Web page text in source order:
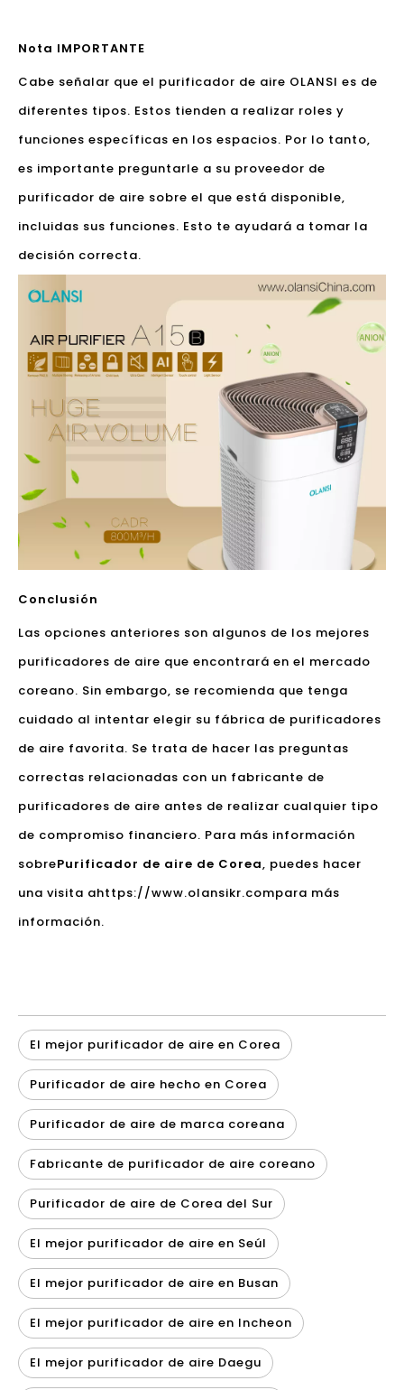
Nota IMPORTANTE
Cabe señalar que el purificador de aire OLANSI es de
diferentes tipos. Estos tienden a realizar roles y
funciones específicas en los espacios. Por lo tanto,
es importante preguntarle a su proveedor de
purificador de aire sobre el que está disponible,
incluidas sus funciones. Esto te ayudará a tomar la
decisión correcta.
Conclusión
Las opciones anteriores son algunos de los mejores
purificadores de aire que encontrará en el mercado
coreano. Sin embargo, se recomienda que tenga
cuidado al intentar elegir su fábrica de purificadores
de aire favorita. Se trata de hacer las preguntas
correctas relacionadas con un fabricante de
purificadores de aire antes de realizar cualquier tipo
de compromiso financiero. Para más información
sobrePurificador de aire de Corea, puedes hacer
una visita ahttps://www.olansikr.compara más
información.
El mejor purificador de aire en Corea
Purificador de aire hecho en Corea
Purificador de aire de marca coreana
Fabricante de purificador de aire coreano
Purificador de aire de Corea del Sur
El mejor purificador de aire en Seúl
El mejor purificador de aire en Busan
El mejor purificador de aire en Incheon
El mejor purificador de aire Daegu